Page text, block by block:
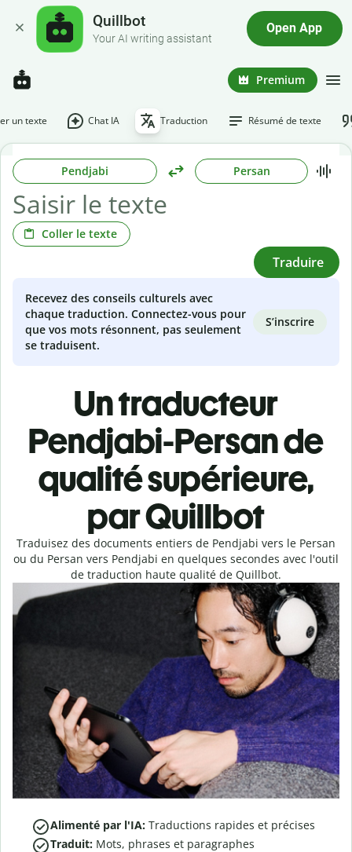
Quillbot
Your AI writing assistant
Open App
Premium
un texte Chat IA Traduction Résumé de texte
Pendjabi Persan
Coller le texte
Traduire
Recevez des conseils culturels avec
chaque traduction. Connectez-vous pour
que vos mots résonnent, pas seulement
se traduisent.
S’inscrire
Un traducteur
Pendjabi-Persan de
qualité supérieure,
par Quillbot
Traduisez des documents entiers de Pendjabi vers le Persan
ou du Persan vers Pendjabi en quelques secondes avec l'outil
de traduction haute qualité de Quillbot.
Alimenté par l'IA: Traductions rapides et précises
Traduit: Mots, phrases et paragraphes